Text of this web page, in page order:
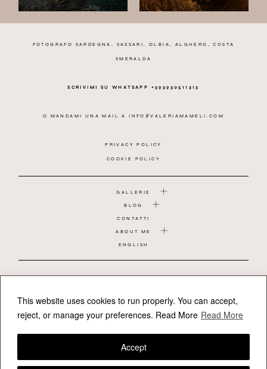
This website uses cookies to run properly. You can accept,
reject, or manage your preferences. Read More Read More
Accept
FOTOGRAFO SARDEGNA. SASSARI, OLBIA, ALGHERO, COSTA
SMERALDA
SCRIVIMI SU WHATSAPP +393930511313
O MANDAMI UNA MAIL AINFO@VALERIAMAMELI.COM
PRIVACY POLICY
COOKIE POLICY
GALLERIE
BLOG
CONTATTI
ABOUT ME
ENGLISH
COPPIA
BAMBINO
NEONATO
FOLLOW VALERIAMAMELI